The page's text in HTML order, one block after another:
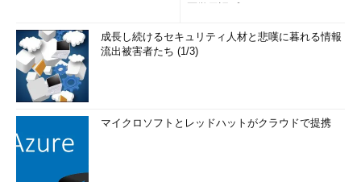
成長し続けるセキュリティ人材と悲嘆に暮れる情報
流出被害者たち (1/3)
マイクロソフトとレッドハットがクラウドで提携